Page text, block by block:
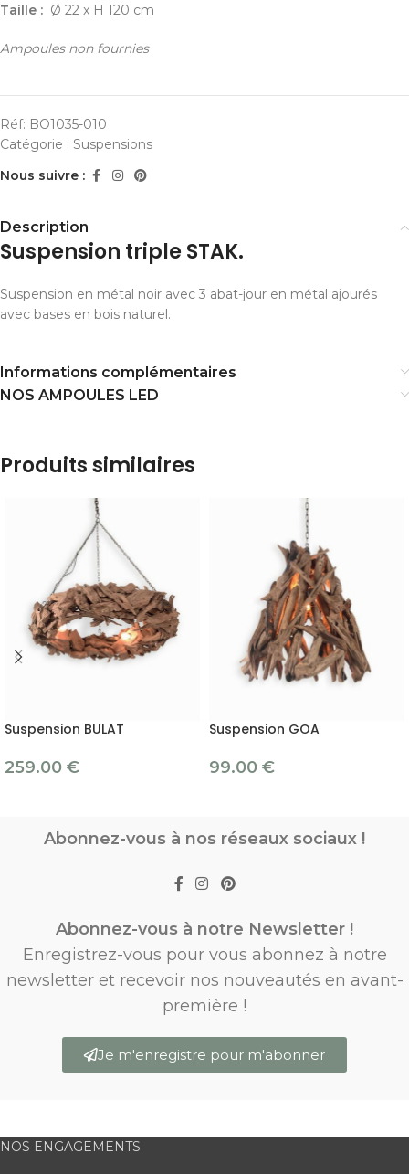
Taille : Ø 22 x H 120 cm
Ampoules non fournies
Réf: BO1035-010
Catégorie : Suspensions
Nous suivre :
Description
Suspension triple STAK.
Suspension en métal noir avec 3 abat-jour en métal ajourés
avec bases en bois naturel.
Informations complémentaires
NOS AMPOULES LED
Produits similaires
Suspension BULAT
259.00 €
Suspension GOA
99.00 €
Abonnez-vous à nos réseaux sociaux !
Abonnez-vous à notre Newsletter !
Enregistrez-vous pour vous abonnez à notre
newsletter et recevoir nos nouveautés en avant-
première !
Je m'enregistre pour m'abonner
NOS ENGAGEMENTS